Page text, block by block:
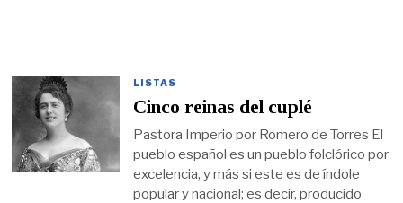
LISTAS
Cinco reinas del cuplé
Pastora Imperio por Romero de Torres El
pueblo español es un pueblo folclórico por
excelencia, y más si este es de índole
popular y nacional; es decir, producido